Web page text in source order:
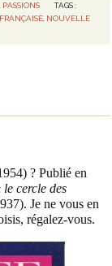
PASSIONS
TAGS :
NOUVELLE
? Publié en
le cercle des
Je ne vous en
régalez-vous.